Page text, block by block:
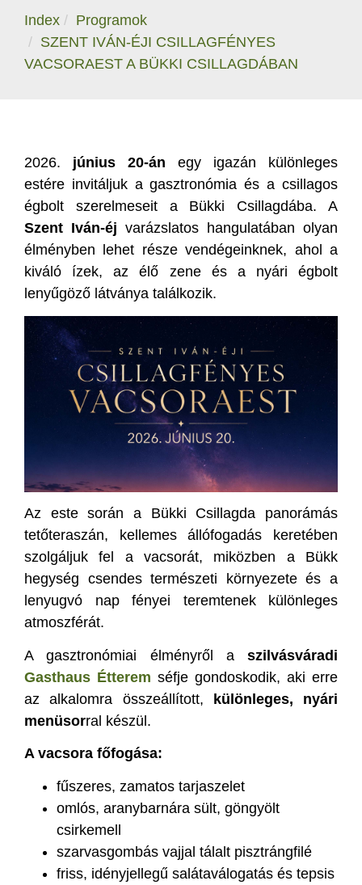
Index
Programok
SZENT IVÁN-ÉJI CSILLAGFÉNYES
VACSORAEST A BÜKKI CSILLAGDÁBAN
2026. június 20-án egy igazán különleges
estére invitáljuk a gasztronómia és a csillagos
égbolt szerelmeseit a Bükki Csillagdába. A
Szent Iván-éj varázslatos hangulatában olyan
élményben lehet része vendégeinknek, ahol a
kiváló ízek, az élő zene és a nyári égbolt
lenyűgöző látványa találkozik.
Az este során a Bükki Csillagda panorámás
tetőteraszán, kellemes állófogadás keretében
szolgáljuk fel a vacsorát, miközben a Bükk
hegység csendes természeti környezete és a
lenyugvó nap fényei teremtenek különleges
atmoszférát.
A gasztronómiai élményről a szilvásváradi
Gasthaus Étterem séfje gondoskodik, aki erre
az alkalomra összeállított, különleges,
nyári
menüsorral készül.
A vacsora főfogása:
fűszeres, zamatos tarjaszelet
omlós, aranybarnára sült, göngyölt
csirkemell
szarvasgombás vajjal tálalt pisztrángfilé
friss, idényjellegű salátaválogatás és tepsis